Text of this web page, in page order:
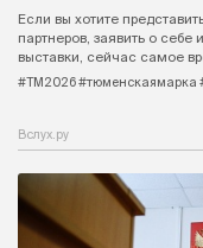
Если вы хотите
партнеров, заявить о себе
выставки, сейчас самое
#ТМ2026 #тюменскаямарка
Вслух.ру